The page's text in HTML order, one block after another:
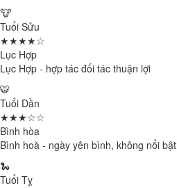
🐮
Tuổi Sửu
★★★★☆
Lục Hợp
Lục Hợp - hợp tác đối tác thuận lợi
🐯
Tuổi Dần
★★★☆☆
Bình hòa
Bình hoà - ngày yên bình, không nổi bật
🐍
Tuổi Tỵ